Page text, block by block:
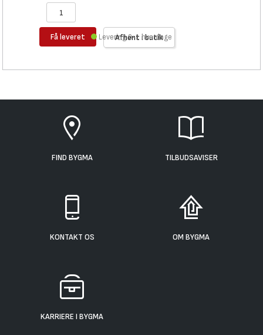
Få leveret Afhent i butik
Levering 0-1 hverdage
FIND BYGMA TILBUDSAVISER
KONTAKT OS OM BYGMA
KARRIERE I BYGMA